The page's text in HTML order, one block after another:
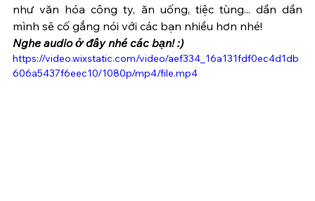
như văn hóa công ty, ăn uống, tiệc tùng... dần dần
mình sẽ cố gắng nói với các bạn nhiều hơn nhé!
Nghe audio ở đây nhé các bạn! :)
https://video.wixstatic.com/video/aef334_16a131fdf0ec4d1db
606a5437f6eec10/1080p/mp4/file.mp4